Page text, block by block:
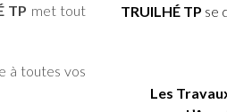
TP met tout
à toutes vos
TRUILHÉ TP se
Les